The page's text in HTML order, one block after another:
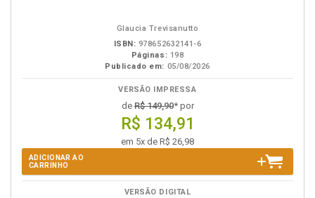
Glaucia Trevisanutto
ISBN: 978652632141-6
Páginas: 198
Publicado em: 05/08/2026
VERSÃO IMPRESSA
deR$ 149,90* por
R$ 134,91
em 5x de R$ 26,98
ADICIONAR AO
CARRINHO
VERSÃO DIGITAL